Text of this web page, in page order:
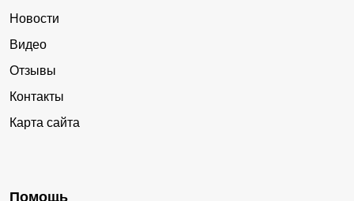
Новости
Видео
Отзывы
Контакты
Карта сайта
Помощь